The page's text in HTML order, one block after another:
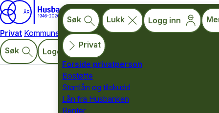
ÅR
1946-2026
Privat Kommune Bransje Tall og kunnskap English
Søk
Logg inn Meny
Søk Lukk Logg inn
Privat
Forside privatperson
Bostøtte
Startlån og tilskudd
Lån fra Husbanken
Renter